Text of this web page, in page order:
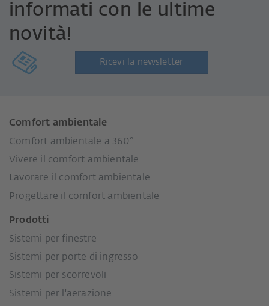
informati con le ultime
novità!
Ricevi la newsletter
Comfort ambientale
Comfort ambientale a 360°
Vivere il comfort ambientale
Lavorare il comfort ambientale
Progettare il comfort ambientale
Prodotti
Sistemi per finestre
Sistemi per porte di ingresso
Sistemi per scorrevoli
Sistemi per l'aerazione